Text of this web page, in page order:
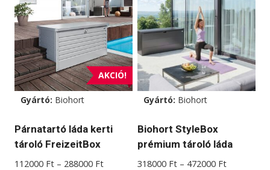
terméknek
több
variációja
van.
A
változatok
termékoldalon
választhatók
terméknek
több
variációja
van.
A
változatok
termékoldalon
választhatók
AKCIÓ!
Gyártó: Biohort
Párnatartó láda kerti
tároló FreizeitBox
112000 Ft – 288000 FtÁrtartomány:
Gyártó: Biohort
Biohort StyleBox
prémium tároló láda
318000 Ft – 472000 Ft